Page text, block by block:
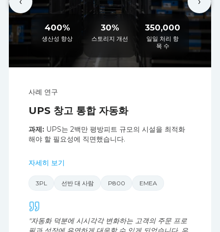
사례 연구
해야 할 필요성에 직면했습니다.
자세히 보기
3PL 선반 대 사람 P800 EMEA
400% 30% 350,000